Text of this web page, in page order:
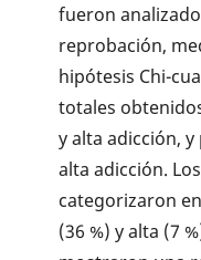
fueron
reprobación,
hipótesis Chi-
totales
y alta adicción,
alta adicción.
categorizaron
(36 %) y alta (7